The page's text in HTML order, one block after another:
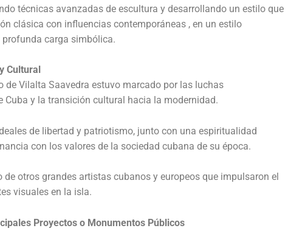
técnicas avanzadas de escultura y desarrollando un estilo que
clásica con influencias contemporáneas , en un estilo
carga simbólica.
Cultural
de Vilalta Saavedra estuvo marcado por las luchas
Cuba y la transición cultural hacia la modernidad.
de libertad y patriotismo, junto con una espiritualidad
con los valores de la sociedad cubana de su época.
de otros grandes artistas cubanos y europeos que impulsaron el
visuales en la isla.
Proyectos o Monumentos Públicos